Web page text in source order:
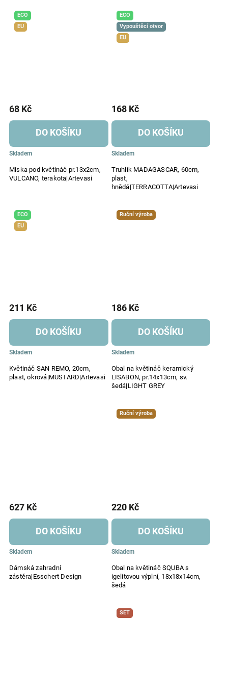
ECO
EU
Miska pod květináč pr.13x2cm,
VULCANO, terakota|Artevasi
Skladem
68 Kč
DO KOŠÍKU
ECO
Vypouštěcí otvor
EU
Truhlík MADAGASCAR, 60cm,
plast,
hnědá|TERRACOTTA|Artevasi
Skladem
168 Kč
DO KOŠÍKU
ECO
EU
Květináč SAN REMO, 20cm,
plast, okrová|MUSTARD|Artevasi
Skladem
211 Kč
DO KOŠÍKU
Ruční výroba
Obal na květináč keramický
LISABON, pr.14x13cm, sv.
šedá|LIGHT GREY
Skladem
186 Kč
DO KOŠÍKU
Dámská zahradní
zástěra|Esschert Design
Skladem
627 Kč
DO KOŠÍKU
Ruční výroba
Obal na květináč SQUBA s
igelitovou výplní, 18x18x14cm,
šedá
Skladem
220 Kč
DO KOŠÍKU
SET